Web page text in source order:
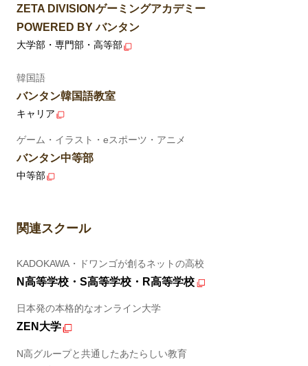
ZETA DIVISIONゲーミングアカデミー
POWERED BY バンタン
大学部・専門部・高等部
韓国語
バンタン韓国語教室
キャリア
ゲーム・イラスト・eスポーツ・アニメ
バンタン中等部
中等部
関連スクール
KADOKAWA・ドワンゴが創るネットの高校
N高等学校・S高等学校・R高等学校
日本発の本格的なオンライン大学
ZEN大学
N高グループと共通したあたらしい教育